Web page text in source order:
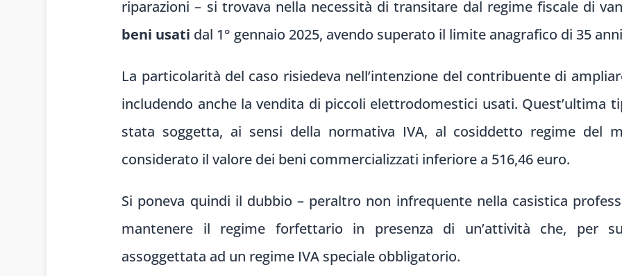
riparazioni – si trovava nella necessità di transitare dal regime fiscale di
beni usati dal 1° gennaio 2025, avendo superato il limite anagrafico di 35
La particolarità del caso risiedeva nell’intenzione del contribuente di
includendo anche la vendita di piccoli elettrodomestici usati. Quest’ultima
stata soggetta, ai sensi della normativa IVA, al cosiddetto regime del
considerato il valore dei beni commercializzati inferiore a 516,46 euro.
Si poneva quindi il dubbio – peraltro non infrequente nella casistica
mantenere il regime forfettario in presenza di un’attività che, per
assoggettata ad un regime IVA speciale obbligatorio.